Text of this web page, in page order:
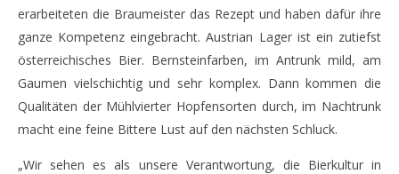
NOW VIEWING
Austrian Lager – Erster Collab der österreichischen
Culturbrauer
12.
January
2018
12.
erarbeiteten die Braumeister das Rezept und haben dafür ihre
ganze Kompetenz eingebracht. Austrian Lager ist ein zutiefst
österreichisches Bier. Bernsteinfarben, im Antrunk mild, am
Gaumen vielschichtig und sehr komplex. Dann kommen die
Qualitäten der Mühlvierter Hopfensorten durch, im Nachtrunk
macht eine feine Bittere Lust auf den nächsten Schluck.
„Wir sehen es als unsere Verantwortung, die Bierkultur in